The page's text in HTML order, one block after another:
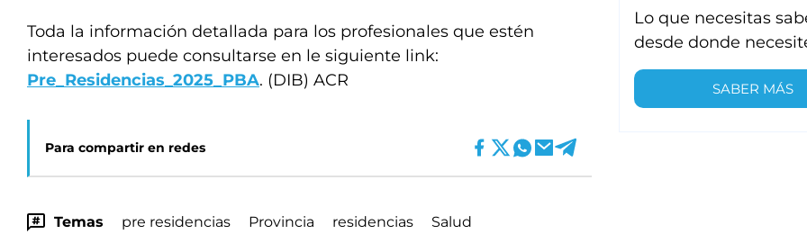
Toda la información detallada para los profesionales que estén
interesados puede consultarse en le siguiente link:
Pre_Residencias_2025_PBA. (DIB) ACR
Para compartir en redes
Temas pre residencias Provincia residencias Salud
Lo que necesitas
desde donde
SABER MÁS